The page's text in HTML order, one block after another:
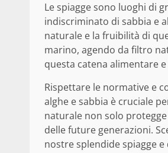
Le spiagge sono luoghi di
indiscriminato di sabbia e
naturale e la fruibilità di
marino, agendo da filtro
questa catena alimentare
Rispettare le normative e
alghe e sabbia è cruciale
naturale non solo
delle future generazioni.
nostre splendide spiagge